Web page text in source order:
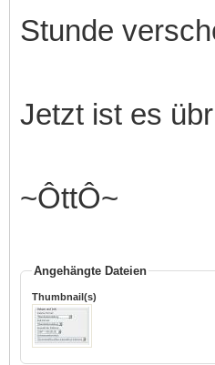
Stunde
Jetzt ist es
~ÔttÔ~
Angehängte Dateien
Thumbnail(s)